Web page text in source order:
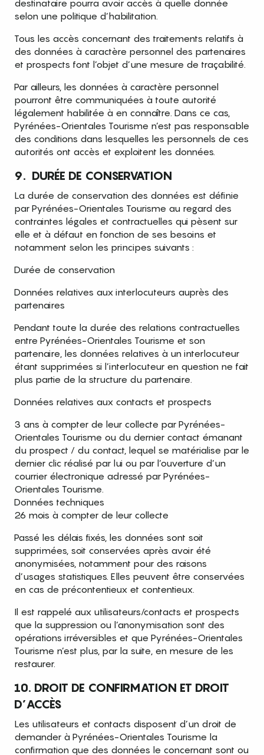
destinataire pourra avoir accès à quelle donnée
selon une politique d’habilitation.
Tous les accès concernant des traitements relatifs à
des données à caractère personnel des partenaires
et prospects font l’objet d’une mesure de traçabilité.
Par ailleurs, les données à caractère personnel
pourront être communiquées à toute autorité
légalement habilitée à en connaître. Dans ce cas,
Pyrénées-Orientales Tourisme n’est pas responsable
des conditions dans lesquelles les personnels de ces
autorités ont accès et exploitent les données.
9. DURÉE DE CONSERVATION
La durée de conservation des données est définie
par Pyrénées-Orientales Tourisme au regard des
contraintes légales et contractuelles qui pèsent sur
elle et à défaut en fonction de ses besoins et
notamment selon les principes suivants :
Durée de conservation
Données relatives aux interlocuteurs auprès des
partenaires
Pendant toute la durée des relations contractuelles
entre Pyrénées-Orientales Tourisme et son
partenaire, les données relatives à un interlocuteur
étant supprimées si l’interlocuteur en question ne fait
plus partie de la structure du partenaire.
Données relatives aux contacts et prospects
3 ans à compter de leur collecte par Pyrénées-
Orientales Tourisme ou du dernier contact émanant
du prospect / du contact, lequel se matérialise par le
dernier clic réalisé par lui ou par l’ouverture d’un
courrier électronique adressé par Pyrénées-
Orientales Tourisme.
Données techniques
26 mois à compter de leur collecte
Passé les délais fixés, les données sont soit
supprimées, soit conservées après avoir été
anonymisées, notamment pour des raisons
d’usages statistiques. Elles peuvent être conservées
en cas de précontentieux et contentieux.
Il est rappelé aux utilisateurs/contacts et prospects
que la suppression ou l’anonymisation sont des
opérations irréversibles et que Pyrénées-Orientales
Tourisme n’est plus, par la suite, en mesure de les
restaurer.
10. DROIT DE CONFIRMATION ET DROIT
D’ACCÈS
Les utilisateurs et contacts disposent d’un droit de
demander à Pyrénées-Orientales Tourisme la
confirmation que des données le concernant sont ou